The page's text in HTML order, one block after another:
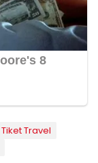
Tiket Travel